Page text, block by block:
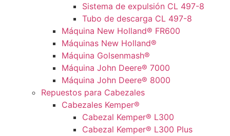
Sistema de expulsión CL 497-8
Tubo de descarga CL 497-8
Máquina New Holland® FR600
Máquinas New Holland®
Máquina Golsenmash®
Máquina John Deere® 7000
Máquina John Deere® 8000
Repuestos para Cabezales
Cabezales Kemper®
Cabezal Kemper® L300
Cabezal Kemper® L300 Plus